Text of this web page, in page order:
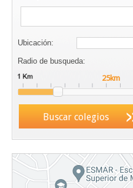
Ubicación:
Radio de busqueda:
Buscar colegios